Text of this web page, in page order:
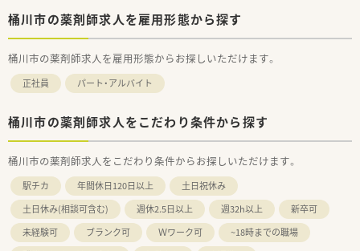
桶川市の薬剤師求人を雇用形態から探す
桶川市の薬剤師求人を雇用形態からお探しいただけます。
正社員 パート・アルバイト
桶川市の薬剤師求人をこだわり条件から探す
桶川市の薬剤師求人をこだわり条件からお探しいただけます。
駅チカ 年間休日120日以上
土日祝休み
土日休み(相談可含む)
週休2.5日以上 週32h以上
新卒可
未経験可
ブランク可 Ｗワーク可
~18時までの職場